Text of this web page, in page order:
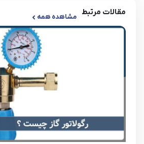
مقالات مرتبط مشاهده همه